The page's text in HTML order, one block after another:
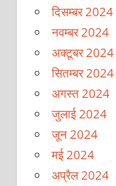
दिसम्बर 2024
नवम्बर 2024
अक्टूबर 2024
सितम्बर 2024
अगस्त 2024
जुलाई 2024
जून 2024
मई 2024
अप्रैल 2024